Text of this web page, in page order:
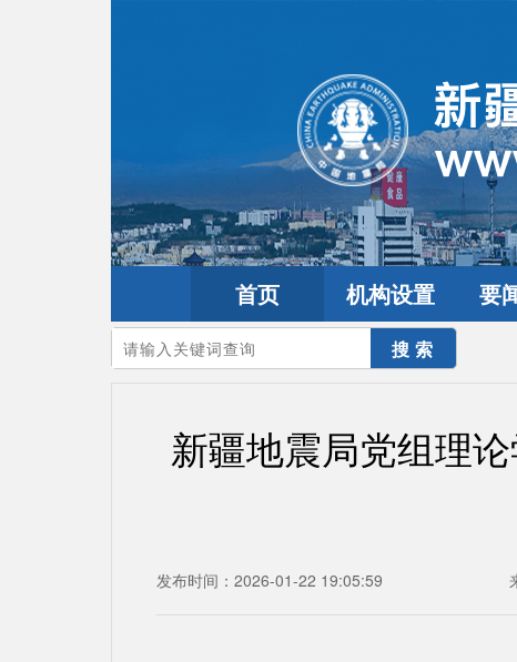
首页 机构设置 要
您的当前位置：首页>要闻动态
新疆地震局党组理
发布时间：2026-01-22 19:05:59